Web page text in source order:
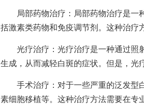
局部药物治疗：局部药物治疗是一种
括激素类药物和免疫调节剂。这种治疗
光疗治疗：光疗治疗是一种通过照射
生成，从而减轻白斑的症状。但是，光
手术治疗：对于一些严重的泛发型白
素细胞移植等。这种治疗方法需要在专